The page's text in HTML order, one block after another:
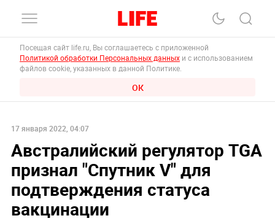
Посещая сайт life.ru, Вы соглашаетесь с приложенной
Политикой обработки Персональных данных и с использованием
файлов cookie, указанных в данной Политике.
ОК
17 января 2022, 04:07
Австралийский регулятор TGA
признал "Спутник V" для
подтверждения статуса
вакцинации